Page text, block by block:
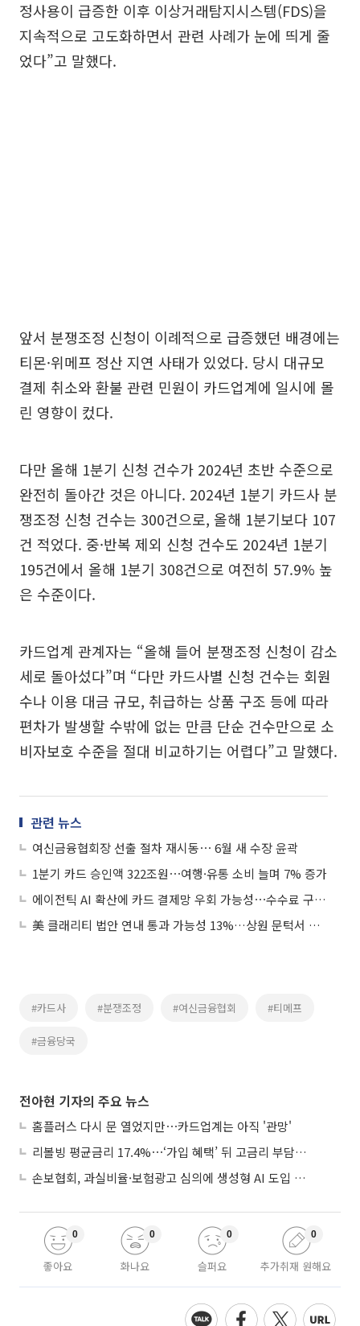
정사용이 급증한 이후 이상거래탐지시스템(FDS)을
지속적으로 고도화하면서 관련 사례가 눈에 띄게 줄
었다”고 말했다.
앞서 분쟁조정 신청이 이례적으로 급증했던 배경에는
티몬·위메프 정산 지연 사태가 있었다. 당시 대규모
결제 취소와 환불 관련 민원이 카드업계에 일시에 몰
린 영향이 컸다.
다만 올해 1분기 신청 건수가 2024년 초반 수준으로
완전히 돌아간 것은 아니다. 2024년 1분기 카드사 분
쟁조정 신청 건수는 300건으로, 올해 1분기보다 107
건 적었다. 중·반복 제외 신청 건수도 2024년 1분기
195건에서 올해 1분기 308건으로 여전히 57.9% 높
은 수준이다.
카드업계 관계자는 “올해 들어 분쟁조정 신청이 감소
세로 돌아섰다”며 “다만 카드사별 신청 건수는 회원
수나 이용 대금 규모, 취급하는 상품 구조 등에 따라
편차가 발생할 수밖에 없는 만큼 단순 건수만으로 소
비자보호 수준을 절대 비교하기는 어렵다”고 말했다.
관련 뉴스
여신금융협회장 선출 절차 재시동⋯ 6월 새 수장 윤곽
1분기 카드 승인액 322조원⋯여행·유통 소비 늘며 7% 증가
에이전틱 AI 확산에 카드 결제망 우회 가능성⋯수수료 구조 흔드나
美 클래리티 법안 연내 통과 가능성 13%…상원 문턱서 제동
#카드사 #분쟁조정 #여신금융협회 #티메프
#금융당국
전아현 기자의 주요 뉴스
홈플러스 다시 문 열었지만⋯카드업계는 아직 '관망'
리볼빙 평균금리 17.4%⋯‘가입 혜택’ 뒤 고금리 부담 주의
손보협회, 과실비율·보험광고 심의에 생성형 AI 도입 추진
좋아요
0
화나요
0
슬퍼요
0
추가취재 원해요
0